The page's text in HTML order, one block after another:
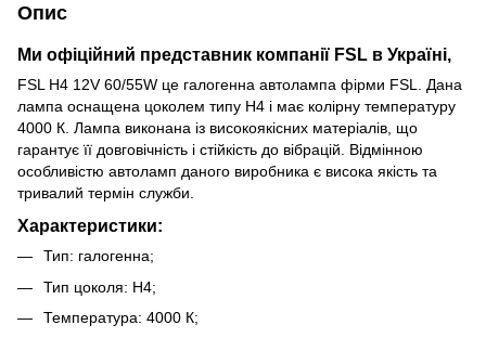
Опис
Ми офіційний представник компанії FSL в Україні,
FSL H4 12V 60/55W це галогенна автолампа фірми FSL. Дана
лампа оснащена цоколем типу H4 і має колірну температуру
4000 К. Лампа виконана із високоякісних матеріалів, що
гарантує її довговічність і стійкість до вібрацій. Відмінною
особливістю автоламп даного виробника є висока якість та
тривалий термін служби.
Характеристики:
Тип: галогенна;
Тип цоколя: H4;
Температура: 4000 К;